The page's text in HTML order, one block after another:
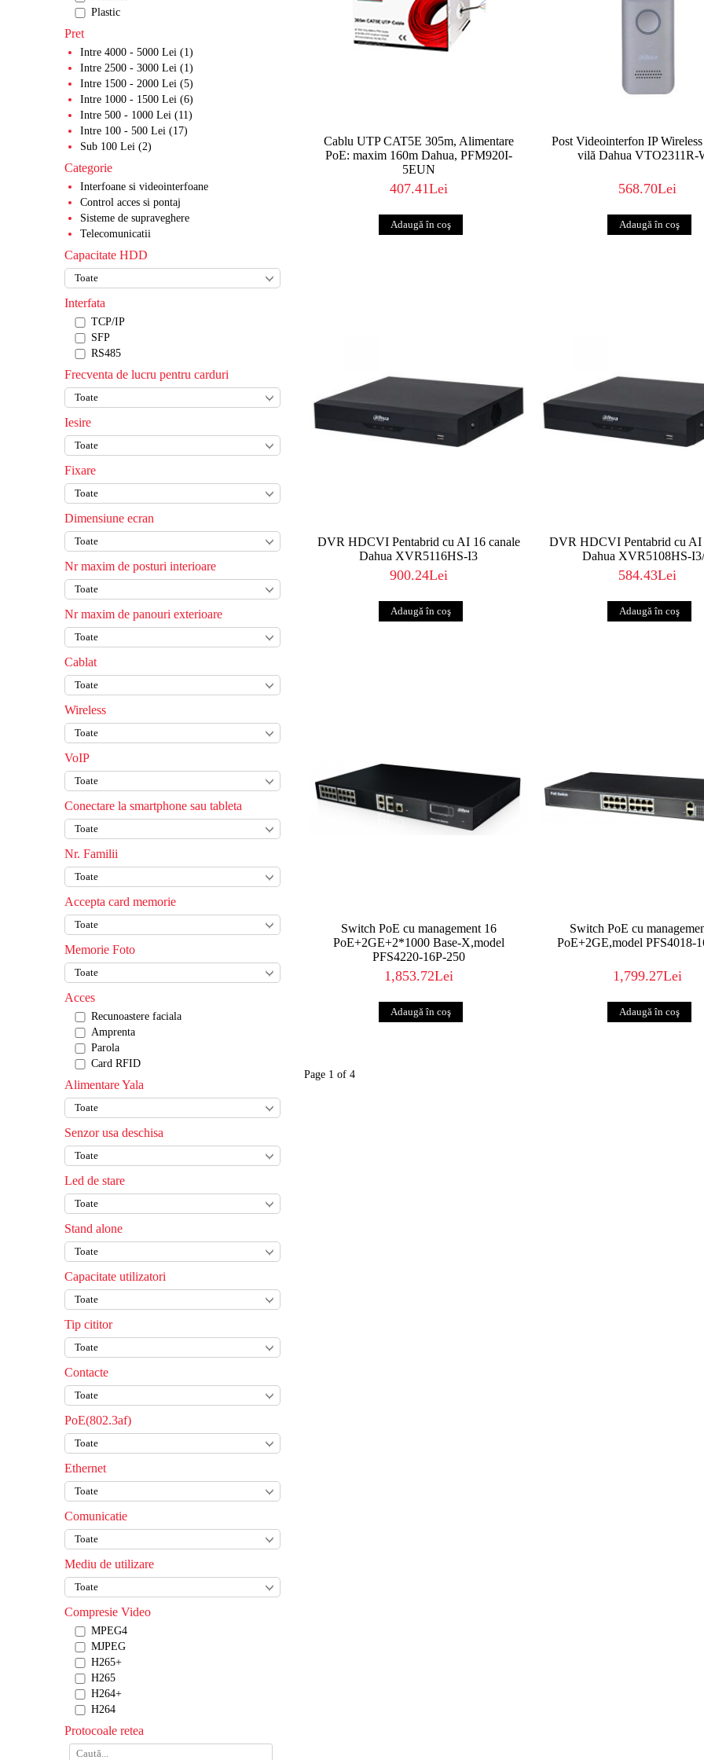
Plastic
Pret
Intre 4000 - 5000 Lei (1)
Intre 2500 - 3000 Lei (1)
Intre 1500 - 2000 Lei (5)
Intre 1000 - 1500 Lei (6)
Intre 500 - 1000 Lei (11)
Intre 100 - 500 Lei (17)
Sub 100 Lei (2)
Categorie
Interfoane si videointerfoane
Control acces si pontaj
Sisteme de supraveghere
Telecomunicatii
Capacitate HDD
Interfata
TCP/IP
SFP
RS485
Frecventa de lucru pentru carduri
Iesire
Fixare
Dimensiune ecran
Nr maxim de posturi interioare
Nr maxim de panouri exterioare
Cablat
Wireless
VoIP
Conectare la smartphone sau tableta
Nr. Familii
Accepta card memorie
Memorie Foto
Acces
Recunoastere faciala
Amprenta
Parola
Card RFID
Alimentare Yala
Senzor usa deschisa
Led de stare
Stand alone
Capacitate utilizatori
Tip cititor
Contacte
PoE(802.3af)
Ethernet
Comunicatie
Mediu de utilizare
Compresie Video
MPEG4
MJPEG
H265+
H265
H264+
H264
Protocoale retea
Cablu UTP CAT5E 305m, Alimentare
PoE: maxim 160m Dahua, PFM920I-
5EUN
407.41Lei
Post Videointerfon IP
vilă Dahua VTO2311R-
568.70Lei
DVR HDCVI Pentabrid cu AI 16 canale
Dahua XVR5116HS-I3
900.24Lei
DVR HDCVI Pentabrid cu AI
Dahua XVR5108HS-
584.43Lei
Switch PoE cu management 16
PoE+2GE+2*1000 Base-X,model
PFS4220-16P-250
1,853.72Lei
Switch PoE cu
PoE+2GE,model PFS4018-
1,799.27Lei
Page 1 of 4